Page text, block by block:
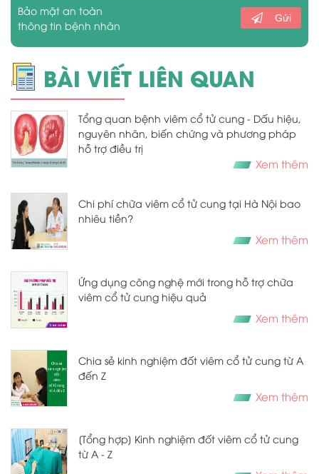
Bảo mật an toàn
thông tin bệnh nhân
Gửi
BÀI VIẾT LIÊN QUAN
Tổng quan bệnh viêm cổ tử cung - Dấu hiệu,
nguyên nhân, biến chứng và phương pháp
hỗ trợ điều trị
Xem thêm
Chi phí chữa viêm cổ tử cung tại Hà Nội bao
nhiêu tiền?
Xem thêm
Ứng dụng công nghệ mới trong hỗ trợ chữa
viêm cổ tử cung hiệu quả
Xem thêm
Chia sẻ kinh nghiệm đốt viêm cổ tử cung từ A
đến Z
Xem thêm
[Tổng hợp] Kinh nghiệm đốt viêm cổ tử cung
từ A - Z